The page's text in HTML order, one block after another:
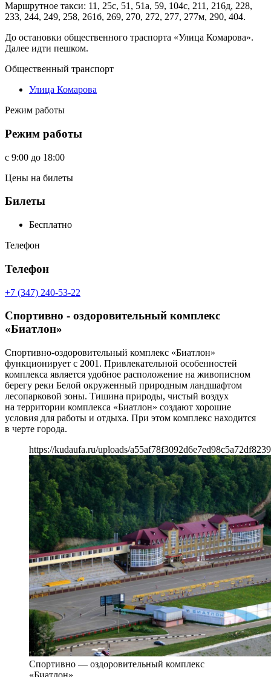
Маршрутное такси: 11, 25с, 51, 51а, 59, 104с, 211, 216д, 228,
233, 244, 249, 258, 261б, 269, 270, 272, 277, 277м, 290, 404.
До остановки общественного траспорта «Улица Комарова».
Далее идти пешком.
Общественный транспорт
Улица Комарова
Режим работы
Режим работы
c 9:00 до 18:00
Цены на билеты
Билеты
Бесплатно
Телефон
Телефон
+7 (347) 240-53-22
Спортивно - оздоровительный комплекс
«Биатлон»
Спортивно-оздоровительный комплекс «Биатлон»
функционирует с 2001. Привлекательной особенностей
комплекса является удобное расположение на живописном
берегу реки Белой окруженный природным ландшафтом
лесопарковой зоны. Тишина природы, чистый воздух
на территории комплекса «Биатлон» создают хорошие
условия для работы и отдыха. При этом комплекс находится
в черте города.
https://kudaufa.ru/uploads/
Спортивно — оздоровительный комплекс
«Биатлон»